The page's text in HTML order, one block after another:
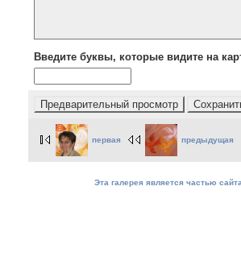
Введите буквы, которые видите на
первая предыдущая
Эта галерея является частью